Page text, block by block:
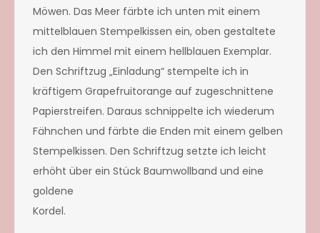
Möwen. Das Meer färbte ich unten mit einem
mittelblauen Stempelkissen ein, oben gestaltete
ich den Himmel mit einem hellblauen Exemplar.
Den Schriftzug „Einladung“ stempelte ich in
kräftigem Grapefruitorange auf zugeschnittene
Papierstreifen. Daraus schnippelte ich wiederum
Fähnchen und färbte die Enden mit einem gelben
Stempelkissen. Den Schriftzug setzte ich leicht
erhöht über ein Stück Baumwollband und eine
goldene
Kordel.